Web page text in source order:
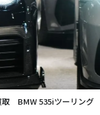
取 BMW 535iツーリング